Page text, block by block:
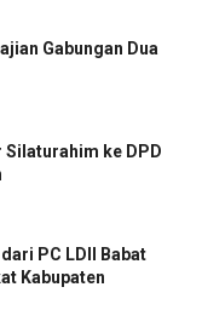
Gabungan Dua
Silaturahim ke DPD
PC LDII Babat
Kabupaten